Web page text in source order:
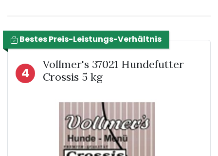
Bestes Preis-Leistungs-Verhältnis
4
Vollmer's 37021 Hundefutter
Crossis 5 kg